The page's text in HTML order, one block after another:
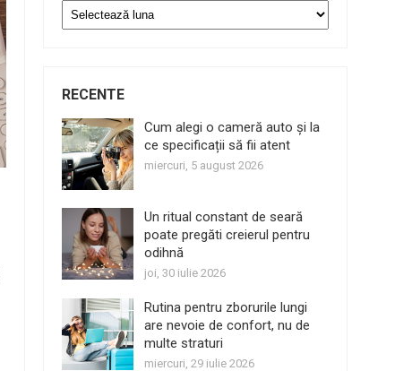
Arhive
RECENTE
Cum alegi o cameră auto și la
ce specificații să fii atent
miercuri, 5 august 2026
Un ritual constant de seară
poate pregăti creierul pentru
odihnă
joi, 30 iulie 2026
Rutina pentru zborurile lungi
are nevoie de confort, nu de
multe straturi
miercuri, 29 iulie 2026